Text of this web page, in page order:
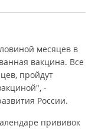
месяцев в
вакцина. Все
пройдут
-
России.
прививок